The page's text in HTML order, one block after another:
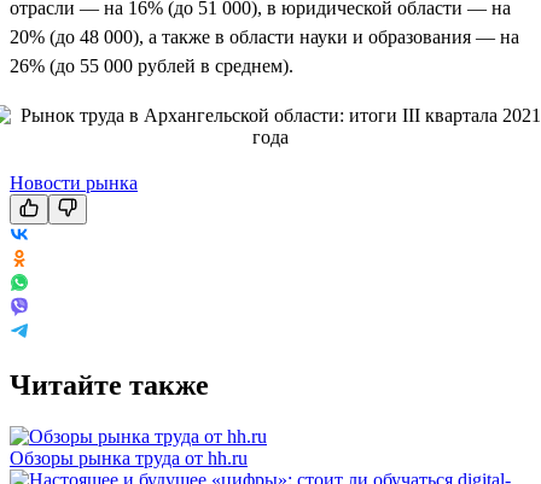
отрасли — на 16% (до 51 000), в юридической области — на
20% (до 48 000), а также в области науки и образования — на
26% (до 55 000 рублей в среднем).
Новости рынка
Читайте также
Обзоры рынка труда от hh.ru